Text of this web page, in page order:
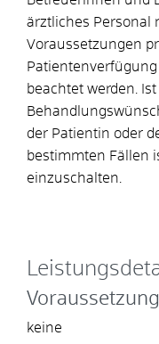
ärztliches Personal
Voraussetzungen
beachtet werden.
der Patientin oder
bestimmten Fällen
einzuschalten.
keine